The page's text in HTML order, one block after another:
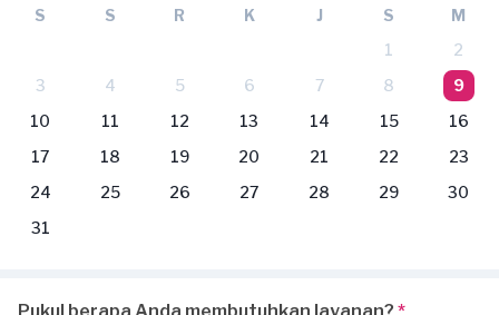
S S R K J S
M
1
2
3
4 5 6 7 8
9
10
11 12 13 14 15
16
17
18 19 20 21 22
23
24
25 26 27 28 29
30
31